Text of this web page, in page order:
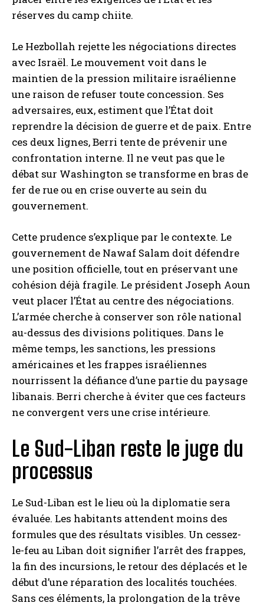
réserves du camp chiite.
Le Hezbollah rejette les négociations directes
avec Israël. Le mouvement voit dans le
maintien de la pression militaire israélienne
une raison de refuser toute concession. Ses
adversaires, eux, estiment que l’État doit
reprendre la décision de guerre et de paix. Entre
ces deux lignes, Berri tente de prévenir une
confrontation interne. Il ne veut pas que le
débat sur Washington se transforme en bras de
fer de rue ou en crise ouverte au sein du
gouvernement.
Cette prudence s’explique par le contexte. Le
gouvernement de Nawaf Salam doit défendre
une position officielle, tout en préservant une
cohésion déjà fragile. Le président Joseph Aoun
veut placer l’État au centre des négociations.
L’armée cherche à conserver son rôle national
au-dessus des divisions politiques. Dans le
même temps, les sanctions, les pressions
américaines et les frappes israéliennes
nourrissent la défiance d’une partie du paysage
libanais. Berri cherche à éviter que ces facteurs
ne convergent vers une crise intérieure.
Le Sud-Liban reste le juge du
processus
Le Sud-Liban est le lieu où la diplomatie sera
évaluée. Les habitants attendent moins des
formules que des résultats visibles. Un cessez-
le-feu au Liban doit signifier l’arrêt des frappes,
la fin des incursions, le retour des déplacés et le
début d’une réparation des localités touchées.
Sans ces éléments, la prolongation de la trêve